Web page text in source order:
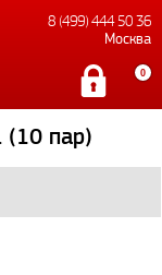
8 (499) 444 50 36
Москва
0
(10 пар)